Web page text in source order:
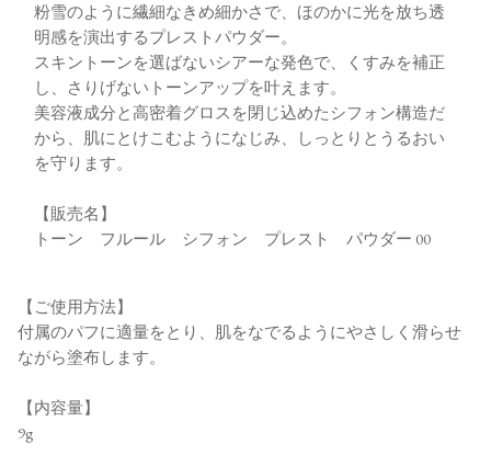
粉雪のように繊細なきめ細かさで、ほのかに光を放ち透
明感を演出するプレストパウダー。
スキントーンを選ばないシアーな発色で、くすみを補正
し、さりげないトーンアップを叶えます。
美容液成分と高密着グロスを閉じ込めたシフォン構造だ
から、肌にとけこむようになじみ、しっとりとうるおい
を守ります。
【販売名】
トーン フルール シフォン プレスト パウダー 00
【ご使用方法】
付属のパフに適量をとり、肌をなでるようにやさしく滑らせ
ながら塗布します。
【内容量】
9g